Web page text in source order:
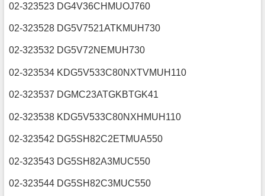
02-323523 DG4V36CHMUOJ760
02-323528 DG5V7521ATKMUH730
02-323532 DG5V72NEMUH730
02-323534 KDG5V533C80NXTVMUH110
02-323537 DGMC23ATGKBTGK41
02-323538 KDG5V533C80NXHMUH110
02-323542 DG5SH82C2ETMUA550
02-323543 DG5SH82A3MUC550
02-323544 DG5SH82C3MUC550